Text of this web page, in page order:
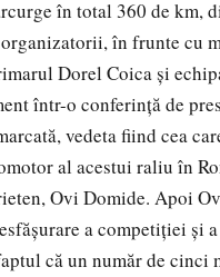
în total 360 de km,
în frunte cu
Dorel Coica şi
într-o conferinţă de
vedeta fiind cea
al acestui raliu în
Ovi Domide. Apoi
a competiţiei
că un număr de